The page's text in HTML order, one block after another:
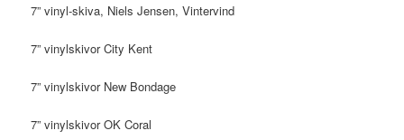
7” vinyl-skiva, Niels Jensen, Vintervind
7” vinylskivor City Kent
7” vinylskivor New Bondage
7” vinylskivor OK Coral